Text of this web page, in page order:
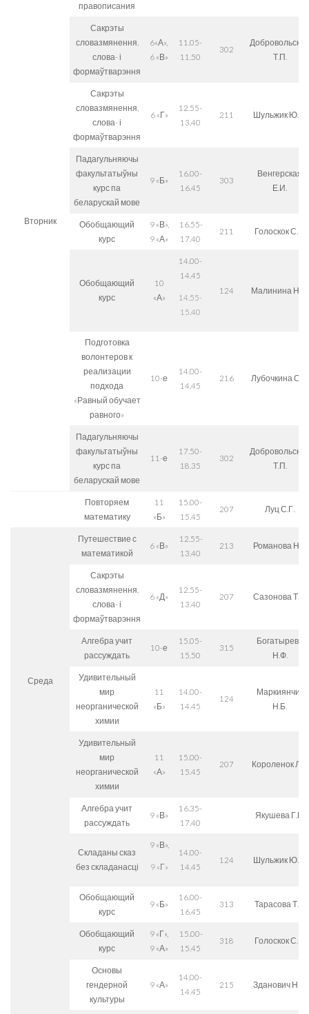
Вторник
правописания
Сакрэты
словазмянення,
слова- і
формаўтварэння
6«А»,
6 «В»
11.05-
11.50
302
Добровольская
Т.П.
Сакрэты
словазмянення,
слова- і
формаўтварэння
6 «Г»
12.55-
13.40
211 Шульжик Ю.П.
Падагульняючы
факультатыўны
курс па
беларускай мове
9 «Б»
16.00-
16.45
303
Венгерская
Е.И.
Обобщающий
курс
9 «В»,
9 «А»
16.55-
17.40
211 Голоскок С.В.
Обобщающий
курс
10
«А»
14.00-
14.45
14.55-
15.40
124 Малинина Н.С.
Подготовка
волонтеров к
реализации
подхода
«Равный обучает
равного»
10-е
14.00-
14.45
216 Лубочкина С.В.
Падагульняючы
факультатыўны
курс па
беларускай мове
11-е
17.50-
18.35
302
Добровольская
Т.П.
Повторяем
математику
11
«Б»
15.00-
15.45
207 Луц С.Г.
Среда
Путешествие с
математикой
6 «В»
12.55-
13.40
213 Романова Н.Г.
Сакрэты
словазмянення,
слова- і
формаўтварэння
6 «Д»
12.55-
13.40
207 Сазонова Т.С.
Алгебра учит
рассуждать
10-е
15.05-
15.50
315
Богатырева
Н.Ф.
Удивительный
мир
неорганической
химии
11
«Б»
14.00-
14.45
124
Маркиянчик
Н.Б.
Удивительный
мир
неорганической
химии
11
«А»
15.00-
15.45
207 Короленок Л.Г.
Алгебра учит
рассуждать
9 «В»
16.35-
17.40
Якушева Г.П.
Складаны сказ
без складанасці
9 «В»,
9 «Г»
14.00-
14.45
124 Шульжик Ю.П.
Обобщающий
курс
9 «Б»
16.00-
16.45
313 Тарасова Т.В.
Обобщающий
курс
9 «Г»,
9 «А»
15.00-
15.45
318 Голоскок С.В.
Основы
гендерной
культуры
9 «А»
14.00-
14.45
215 Зданович Н.Н.